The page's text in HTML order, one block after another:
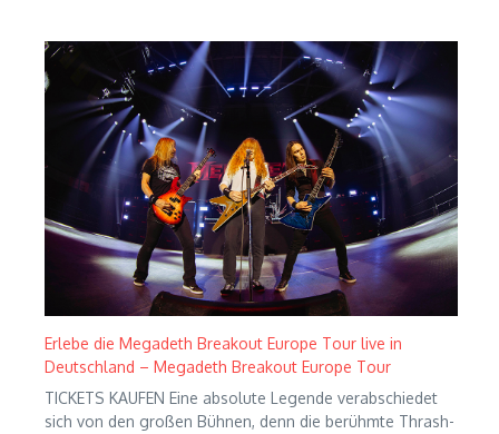
Erlebe die Megadeth Breakout Europe Tour live in
Deutschland – Megadeth Breakout Europe Tour
TICKETS KAUFEN Eine absolute Legende verabschiedet
sich von den großen Bühnen, denn die berühmte Thrash-